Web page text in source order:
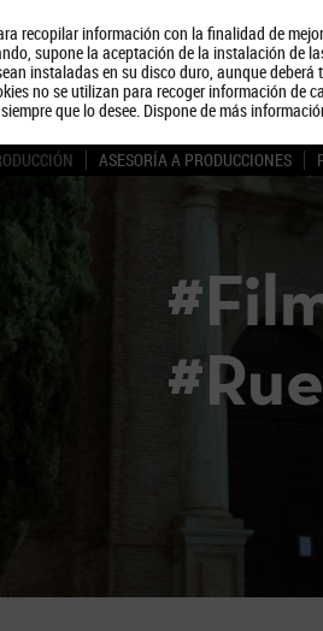
recopilar información con la finalidad de
supone la aceptación de la instalación de
instaladas en su disco duro, aunque
no se utilizan para recoger información de
que lo desee. Dispone de más
ASESORÍA A PRODUCCIONES